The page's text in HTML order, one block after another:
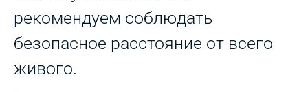
рекомендуем соблюдать
безопасное расстояние от всего
живого.